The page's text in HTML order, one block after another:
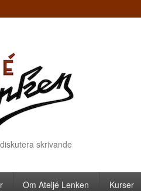
skrivande
Om Ateljé Lenken Kurser